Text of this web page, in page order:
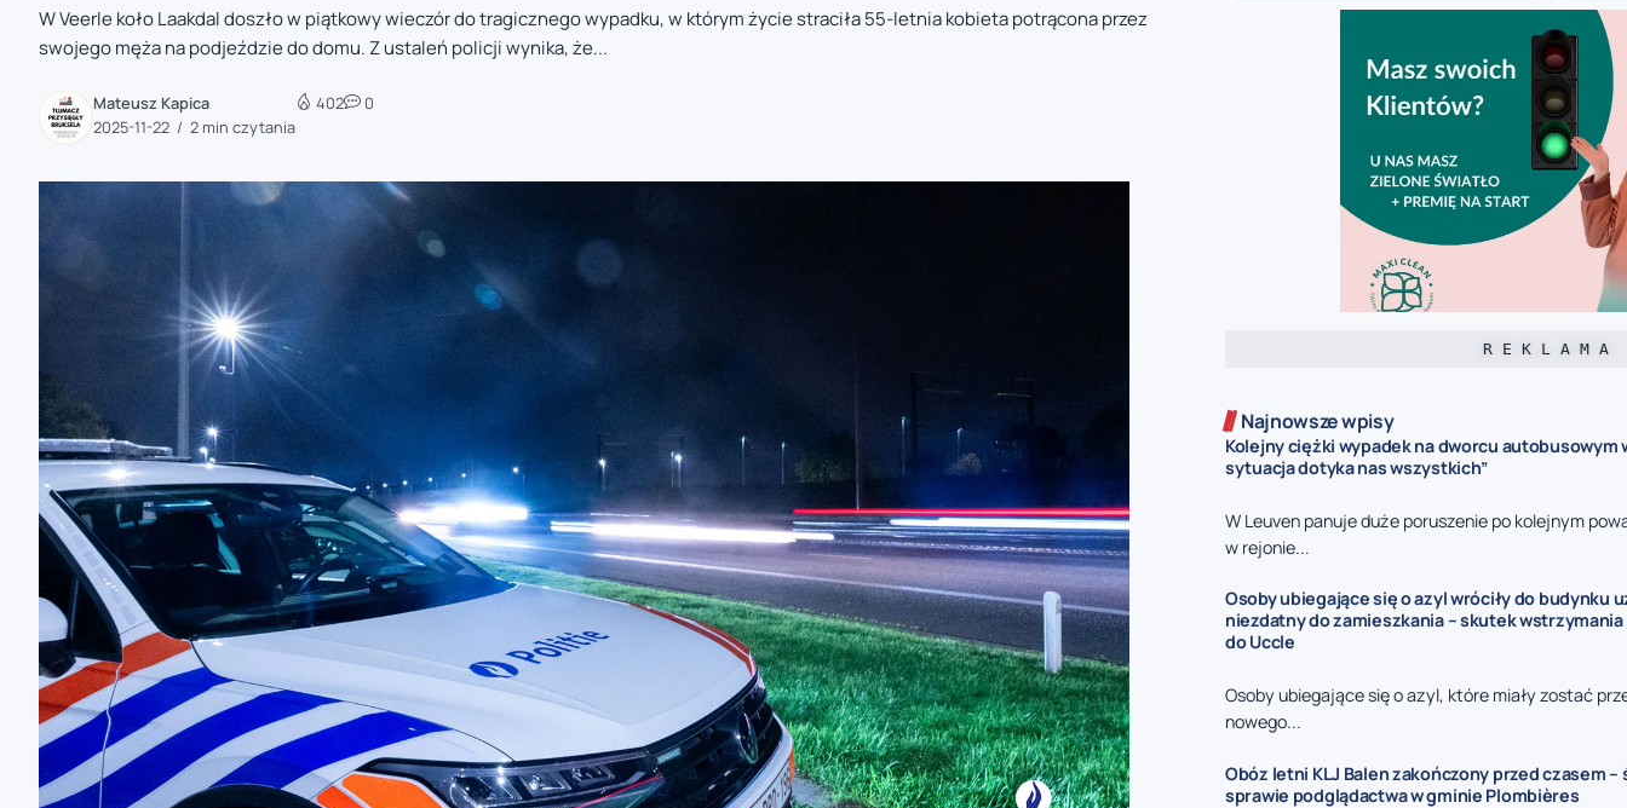
zaobserwuj nas
zaobserwuj nas
zaobserwuj nas
zaobserwuj nas
zaobserwuj nas
W Veerle koło Laakdal doszło w piątkowy wieczór do tragicznego wypadku, w którym życie straciła 55-letnia kobieta potrącona przez
swojego męża na podjeździe do domu. Z ustaleń policji wynika, że...
Mateusz Kapica
2025-11-22
2 min czytania
402 0
R E K L A M A
Najnowsze wpisy
Kolejny ciężki wypadek na dworcu autobusowym
sytuacja dotyka nas wszystkich”
W Leuven panuje duże poruszenie po kolejnym
w rejonie...
Osoby ubiegające się o azyl wróciły do budynku
niezdatny do zamieszkania – skutek
do Uccle
Osoby ubiegające się o azyl, które miały zostać
nowego...
Obóz letni KLJ Balen zakończony przed czasem –
sprawie podglądactwa w gminie Plombières